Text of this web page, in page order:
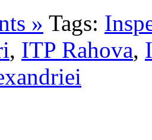
» Tags:
, ITP Rahova,